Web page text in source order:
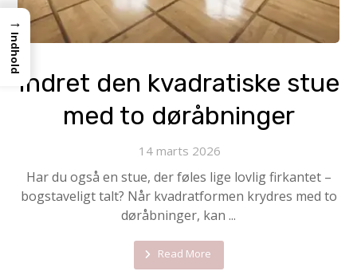
Indret den kvadratiske stue
med to døråbninger
14 marts 2026
Har du også en stue, der føles lige lovlig fir­kantet –
bogstaveligt talt? Når kvadrat­formen krydres med to
døråbninger, kan ...
Read More
→
Indhold